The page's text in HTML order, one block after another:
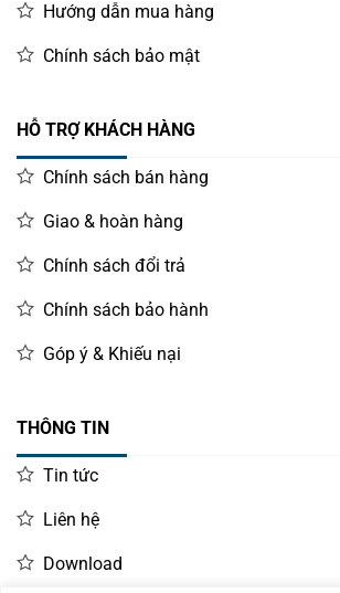
Hướng dẫn mua hàng
Chính sách bảo mật
HỖ TRỢ KHÁCH HÀNG
Chính sách bán hàng
Giao & hoàn hàng
Chính sách đổi trả
Chính sách bảo hành
Góp ý & Khiếu nại
THÔNG TIN
Tin tức
Liên hệ
Download